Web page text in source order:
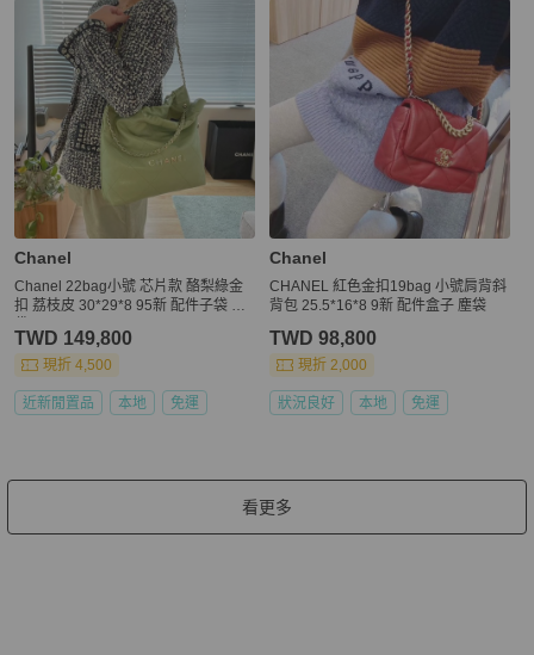
Chanel
Chanel 22bag小號 芯片款 酪梨綠金
扣 荔枝皮 30*29*8 95新 配件子袋 塵
TWD 149,800
現折 4,500
近新閒置品 本地 免運
Chanel
CHANEL 紅色金扣19bag 小號肩背斜
背包 25.5*16*8 9新 配件盒子 塵袋
TWD 98,800
現折 2,000
狀況良好 本地 免運
看更多